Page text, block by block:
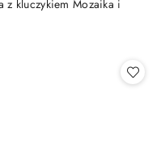
z kluczykiem Mozaika i